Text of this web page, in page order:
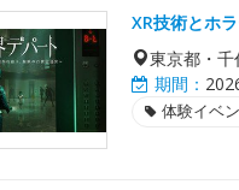
XR技術とホ
東京都・千
期間：
体験イベ